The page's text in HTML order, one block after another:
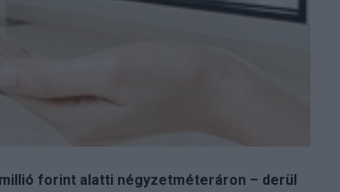
forint alatti négyzetméteráron – derül